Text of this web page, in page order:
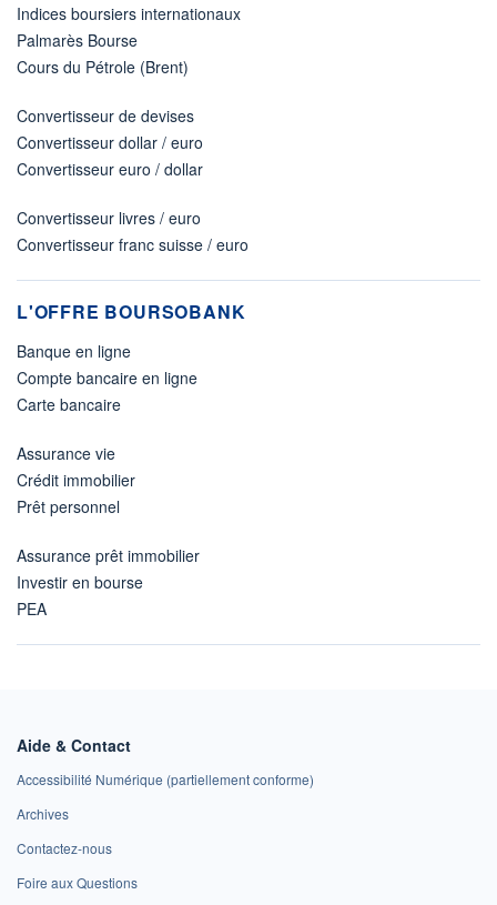
Indices boursiers internationaux
Palmarès Bourse
Cours du Pétrole (Brent)
Convertisseur de devises
Convertisseur dollar / euro
Convertisseur euro / dollar
Convertisseur livres / euro
Convertisseur franc suisse / euro
L'OFFRE BOURSOBANK
Banque en ligne
Compte bancaire en ligne
Carte bancaire
Assurance vie
Crédit immobilier
Prêt personnel
Assurance prêt immobilier
Investir en bourse
PEA
Aide & Contact
Accessibilité Numérique (partiellement conforme)
Archives
Contactez-nous
Foire aux Questions